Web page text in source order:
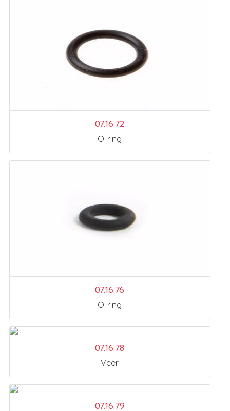
07.16.72
O-ring
07.16.76
O-ring
07.16.78
Veer
07.16.79